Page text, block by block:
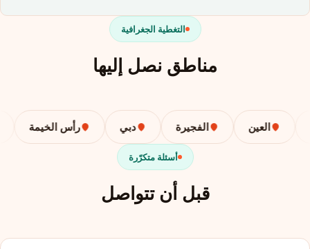
التغطية الجغرافية
مناطق نصل إليها
العين الفجيرة دبي رأس الخيمة
أسئلة متكرّرة
قبل أن تتواصل